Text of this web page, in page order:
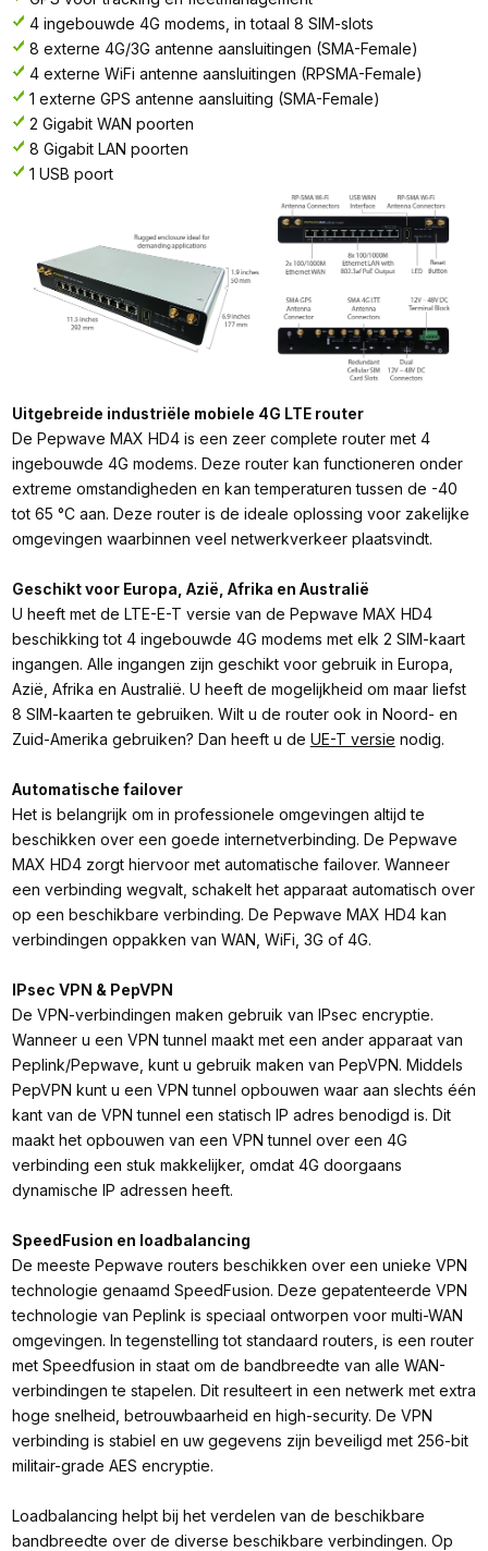
4 ingebouwde 4G modems, in totaal 8 SIM-slots
8 externe 4G/3G antenne aansluitingen (SMA-Female)
4 externe WiFi antenne aansluitingen (RPSMA-Female)
1 externe GPS antenne aansluiting (SMA-Female)
2 Gigabit WAN poorten
8 Gigabit LAN poorten
1 USB poort
Uitgebreide industriële mobiele 4G LTE router
De Pepwave MAX HD4 is een zeer complete router met 4
ingebouwde 4G modems. Deze router kan functioneren onder
extreme omstandigheden en kan temperaturen tussen de -40
tot 65 °C aan. Deze router is de ideale oplossing voor zakelijke
omgevingen waarbinnen veel netwerkverkeer plaatsvindt.
Geschikt voor Europa, Azië, Afrika en Australië
U heeft met de LTE-E-T versie van de Pepwave MAX HD4
beschikking tot 4 ingebouwde 4G modems met elk 2 SIM-kaart
ingangen. Alle ingangen zijn geschikt voor gebruik in Europa,
Azië, Afrika en Australië. U heeft de mogelijkheid om maar liefst
8 SIM-kaarten te gebruiken. Wilt u de router ook in Noord- en
Zuid-Amerika gebruiken? Dan heeft u de UE-T versie nodig.
Automatische failover
Het is belangrijk om in professionele omgevingen altijd te
beschikken over een goede internetverbinding. De Pepwave
MAX HD4 zorgt hiervoor met automatische failover. Wanneer
een verbinding wegvalt, schakelt het apparaat automatisch over
op een beschikbare verbinding. De Pepwave MAX HD4 kan
verbindingen oppakken van WAN, WiFi, 3G of 4G.
IPsec VPN & PepVPN
De VPN-verbindingen maken gebruik van IPsec encryptie.
Wanneer u een VPN tunnel maakt met een ander apparaat van
Peplink/Pepwave, kunt u gebruik maken van PepVPN. Middels
PepVPN kunt u een VPN tunnel opbouwen waar aan slechts één
kant van de VPN tunnel een statisch IP adres benodigd is. Dit
maakt het opbouwen van een VPN tunnel over een 4G
verbinding een stuk makkelijker, omdat 4G doorgaans
dynamische IP adressen heeft.
SpeedFusion en loadbalancing
De meeste Pepwave routers beschikken over een unieke VPN
technologie genaamd SpeedFusion. Deze gepatenteerde VPN
technologie van Peplink is speciaal ontworpen voor multi-WAN
omgevingen. In tegenstelling tot standaard routers, is een router
met Speedfusion in staat om de bandbreedte van alle WAN-
verbindingen te stapelen. Dit resulteert in een netwerk met extra
hoge snelheid, betrouwbaarheid en high-security. De VPN
verbinding is stabiel en uw gegevens zijn beveiligd met 256-bit
militair-grade AES encryptie.
Loadbalancing helpt bij het verdelen van de beschikbare
bandbreedte over de diverse beschikbare verbindingen. Op